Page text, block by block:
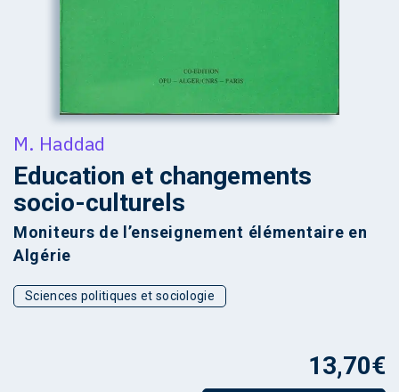
M. Haddad
Education et changements
socio-culturels
Moniteurs de l’enseignement élémentaire en
Algérie
Sciences politiques et sociologie
13,70€